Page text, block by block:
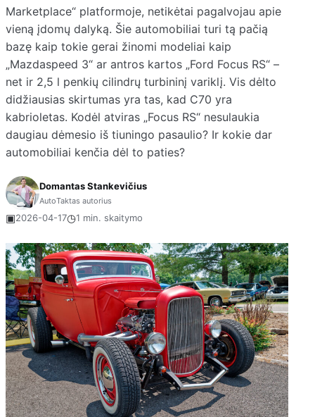
Marketplace“ platformoje, netikėtai pagalvojau apie
vieną įdomų dalyką. Šie automobiliai turi tą pačią
bazę kaip tokie gerai žinomi modeliai kaip
„Mazdaspeed 3“ ar antros kartos „Ford Focus RS“ –
net ir 2,5 l penkių cilindrų turbininį variklį. Vis dėlto
didžiausias skirtumas yra tas, kad C70 yra
kabrioletas. Kodėl atviras „Focus RS“ nesulaukia
daugiau dėmesio iš tiuningo pasaulio? Ir kokie dar
automobiliai kenčia dėl to paties?
Domantas Stankevičius
AutoTaktas autorius
▣2026-04-17◷1 min. skaitymo